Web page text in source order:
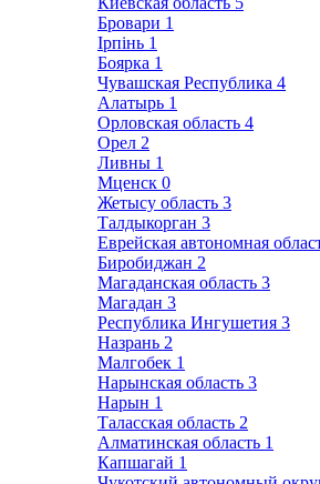
Бровари 1
Ірпінь 1
Боярка 1
Чувашская Республика 4
Алатырь 1
Орловская область 4
Орел 2
Ливны 1
Мценск 0
Жетысу область 3
Талдыкорган 3
Еврейская автономная
Биробиджан 2
Магаданская область 3
Магадан 3
Республика Ингушетия 3
Назрань 2
Малгобек 1
Нарынская область 3
Нарын 1
Таласская область 2
Алматинская область 1
Капшагай 1